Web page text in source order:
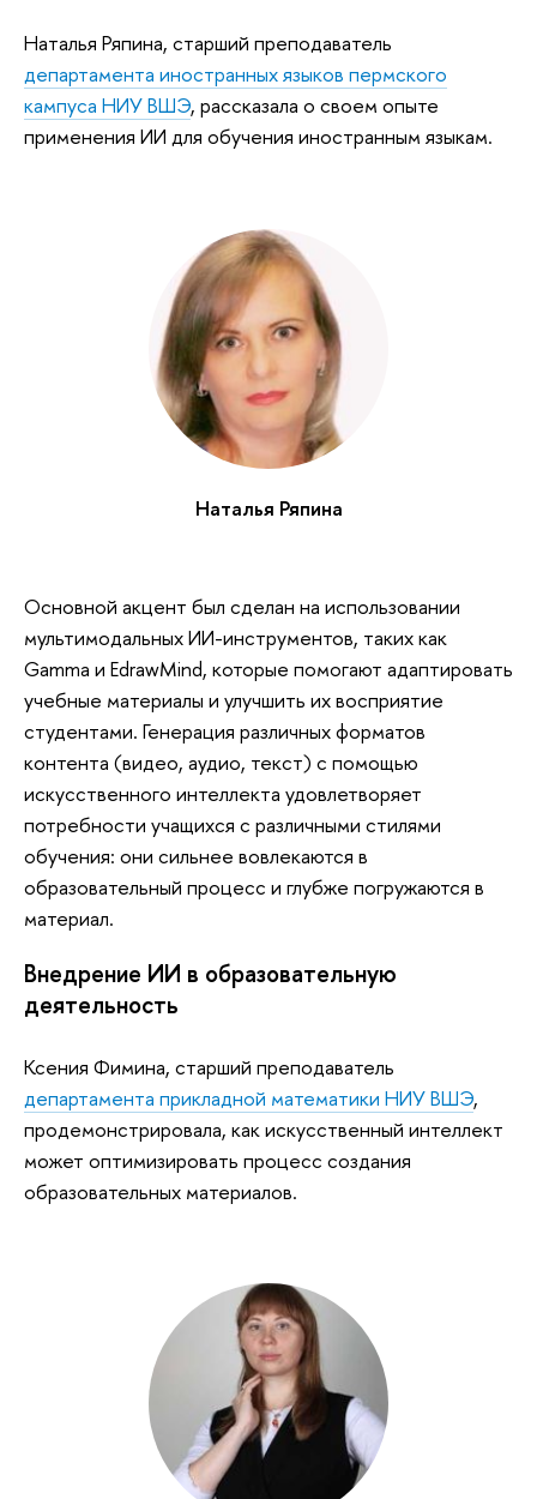
Наталья Ряпина, старший преподаватель
департамента иностранных языков пермского
кампуса НИУ ВШЭ, рассказала о своем опыте
применения ИИ для обучения иностранным языкам.
Наталья Ряпина
Основной акцент был сделан на использовании
мультимодальных ИИ-инструментов, таких как
Gamma и EdrawMind, которые помогают адаптировать
учебные материалы и улучшить их восприятие
студентами. Генерация различных форматов
контента (видео, аудио, текст) с помощью
искусственного интеллекта удовлетворяет
потребности учащихся с различными стилями
обучения: они сильнее вовлекаются в
образовательный процесс и глубже погружаются в
материал.
Внедрение ИИ в образовательную
деятельность
Ксения Фимина, старший преподаватель
департамента прикладной математики НИУ ВШЭ,
продемонстрировала, как искусственный интеллект
может оптимизировать процесс создания
образовательных материалов.